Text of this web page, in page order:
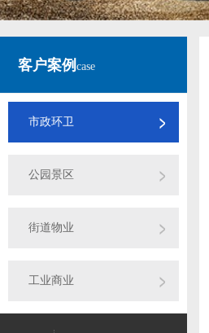
客户案例 case
市政环卫
公园景区
街道物业
工业商业